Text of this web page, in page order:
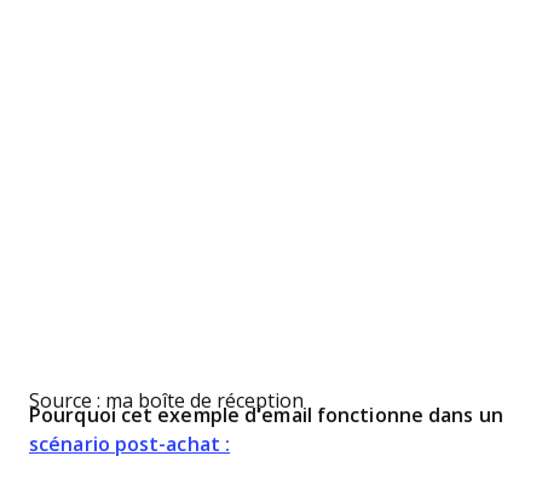
Source : ma boîte de réception
Pourquoi cet exemple d’email fonctionne dans un
scénario post-achat :